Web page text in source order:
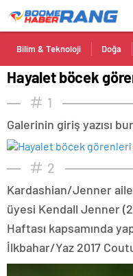
Bilim & Teknoloji Doğa
Hayalet böcek
1
Galerinin giriş yazısı
2
Kardashian/Jenner
üyesi Kendall Jenner
Haftası kapsamında
İlkbahar/Yaz 2017